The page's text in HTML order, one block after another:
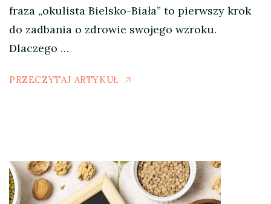
fraza „okulista Bielsko-Biała” to pierwszy krok
do zadbania o zdrowie swojego wzroku.
Dlaczego …
PRZECZYTAJ ARTYKUŁ